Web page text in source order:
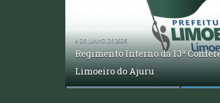
Consulta Pública – PPA
4 DE JUNHO DE 2025
Regimento Interno da 13ª
Limoeiro do Ajuru
3ª Conferência Municipal de